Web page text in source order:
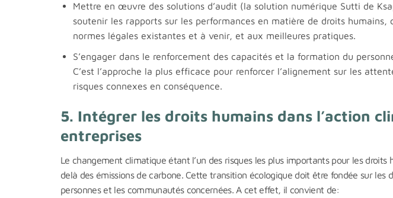
Mettre en œuvre des solutions d’audit (la solution numérique Sutti de
soutenir les rapports sur les performances en matière de droits
normes légales existantes et à venir, et aux meilleures pratiques.
S’engager dans le renforcement des capacités et la formation du
C’est l’approche la plus efficace pour renforcer l’alignement sur les
risques connexes en conséquence.
5. Intégrer les droits humains dans l’action
entreprises
Le changement climatique étant l’un des risques les plus importants pour les
delà des émissions de carbone. Cette transition écologique doit être fondée sur les
personnes et les communautés concernées. A cet effet, il convient de: